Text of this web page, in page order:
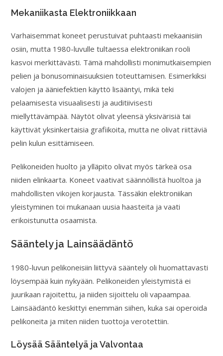
Mekaniikasta Elektroniikkaan
Varhaisemmat koneet perustuivat puhtaasti mekaanisiin
osiin, mutta 1980-luvulle tultaessa elektroniikan rooli
kasvoi merkittävästi. Tämä mahdollisti monimutkaisempien
pelien ja bonusominaisuuksien toteuttamisen. Esimerkiksi
valojen ja ääniefektien käyttö lisääntyi, mikä teki
pelaamisesta visuaalisesti ja auditiivisesti
miellyttävämpää. Näytöt olivat yleensä yksivärisiä tai
käyttivät yksinkertaisia grafiikoita, mutta ne olivat riittäviä
pelin kulun esittämiseen.
Pelikoneiden huolto ja ylläpito olivat myös tärkeä osa
niiden elinkaarta. Koneet vaativat säännöllistä huoltoa ja
mahdollisten vikojen korjausta. Tässäkin elektroniikan
yleistyminen toi mukanaan uusia haasteita ja vaati
erikoistunutta osaamista.
Sääntely ja Lainsäädäntö
1980-luvun pelikoneisiin liittyvä sääntely oli huomattavasti
löysempää kuin nykyään. Pelikoneiden yleistymistä ei
juurikaan rajoitettu, ja niiden sijoittelu oli vapaampaa.
Lainsäädäntö keskittyi enemmän siihen, kuka sai operoida
pelikoneita ja miten niiden tuottoja verotettiin.
Löysää Sääntelyä ja Valvontaa